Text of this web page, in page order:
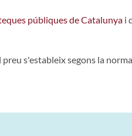
públiques de Catalunya i
s'estableix segons la